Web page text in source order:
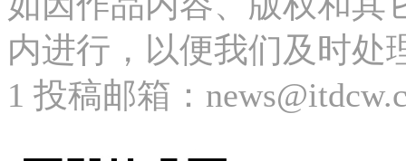
内进行，以便我们及时处
1 投稿邮箱：